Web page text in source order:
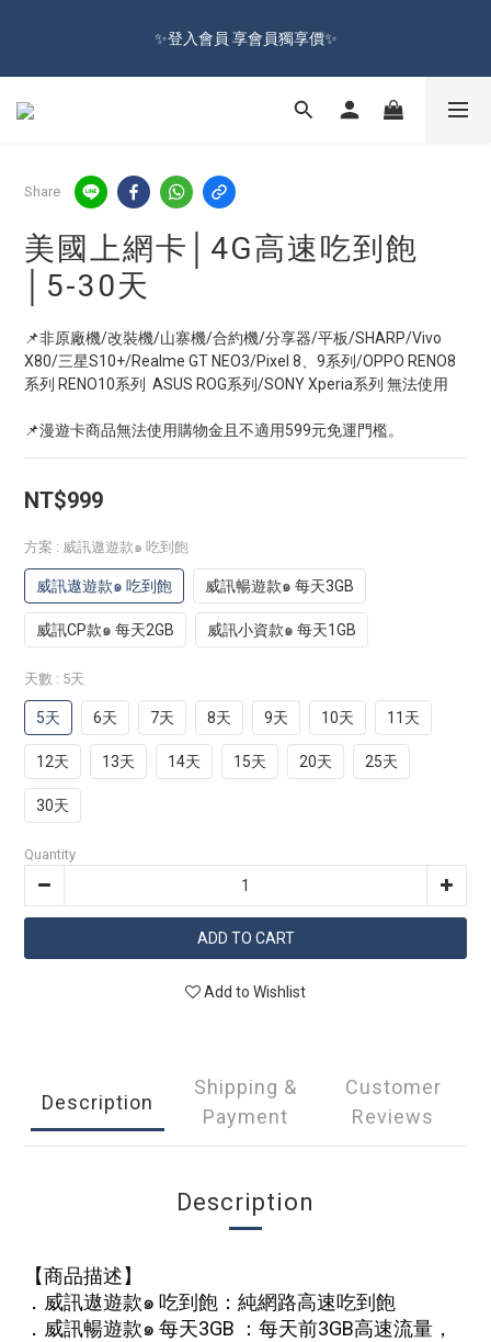
🚛
✨登入會員 享會員獨享價✨
✅訂閱訂單通知 進度及時掌握
🔥Sign up and get 100 reward dollars🔥 Free Shipping Over $599
Share
美國上網卡│4G高速吃到飽
│5-30天
📌非原廠機/改裝機/山寨機/合約機/分享器/平板/SHARP/Vivo
X80/三星S10+/Realme GT NEO3/Pixel 8、9系列/OPPO RENO8
系列 RENO10系列  ASUS ROG系列/SONY Xperia系列 無法使用
📌漫遊卡商品無法使用購物金且不適用599元免運門檻。
NT$999
方案 : 威訊遨遊款๑ 吃到飽
威訊遨遊款๑ 吃到飽 威訊暢遊款๑ 每天3GB
威訊CP款๑ 每天2GB 威訊小資款๑ 每天1GB
天數 : 5天
5天 6天 7天 8天 9天 10天 11天
12天 13天 14天 15天 20天 25天
30天
Quantity
ADD TO CART
Add to Wishlist
Description
Shipping &
Payment
Customer
Reviews
Description
【商品描述】
． 威訊遨遊款๑ 吃到飽：純網路高速吃到飽
． 威訊暢遊款๑ 每天3GB ：每天前3GB高速流量，